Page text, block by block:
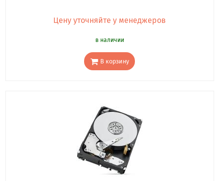
Цену уточняйте у менеджеров
в наличии
В корзину